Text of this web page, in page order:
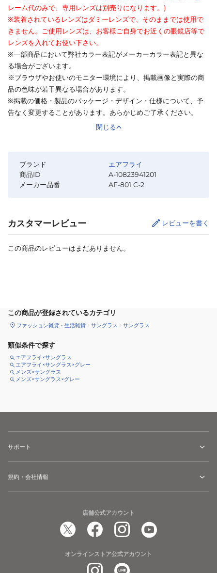
レーム代のみで、専用レンズは別売りになります。)
※装着されているレンズはダミーレンズで、そのままでは使用で
きません。ご使用レンズは、お客様ご自身でお近くの眼鏡店等で
レンズを入れてお使い下さい。
※一部商品において弊社カラー表記がメーカーカラー表記と異な
る場合がございます。
※ブラウザやお使いのモニター環境により、掲載画像と実際の商
品の色味が若干異なる場合があります。
※掲載の価格・製品のパッケージ・デザイン・仕様について、予
告なく変更することがあります。あらかじめご了承ください。
閉じる
ブランド
エアフライ
商品ID
A-10823941201
メーカー品番
AF-801 C-2
カスタマーレビュー レビューを書く
この商品のレビューはまだありません。
この商品が登録されているカテゴリ
ファッション雑貨・生活雑貨 サングラス サングラス
類似条件で探す
エアフライ×サングラス
エアフライ×サングラス×グレー
メンズ×サングラス
メンズ×サングラス×グレー
サポート
規約・会社情報
店舗公式アカウント
オンラインストア公式アカウント